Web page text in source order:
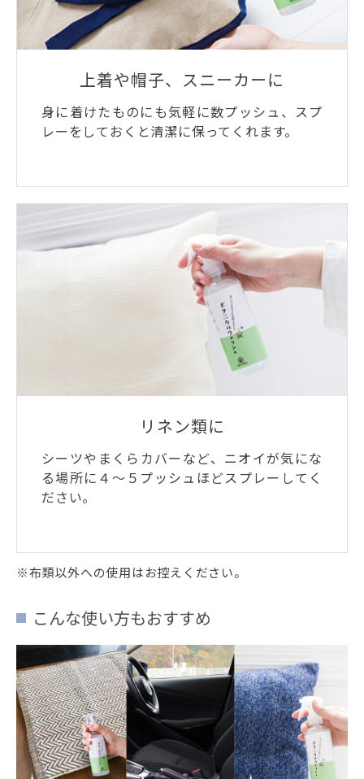
上着や帽子、スニーカーに
身に着けたものにも気軽に数プッシュ、スプ
レーをしておくと清潔に保ってくれます。
リネン類に
シーツやまくらカバーなど、ニオイが気にな
る場所に４～５プッシュほどスプレーしてく
ださい。
※布類以外への使用はお控えください。
こんな使い方もおすすめ